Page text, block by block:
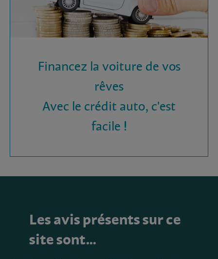
Financez la voiture de vos
rêves
Avec le crédit auto, c'est
facile !
Les avis présents sur ce
site sont…